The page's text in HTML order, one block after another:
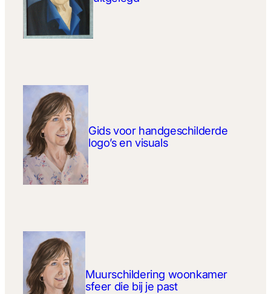
Gids voor handgeschilderde
logo’s en visuals
Muurschildering woonkamer
sfeer die bij je past